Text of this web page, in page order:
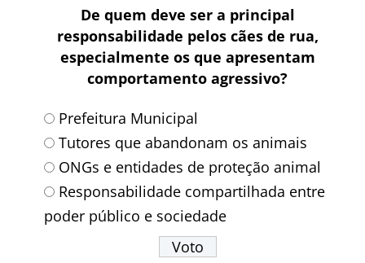
De quem deve ser a principal
responsabilidade pelos cães de rua,
especialmente os que apresentam
comportamento agressivo?
Prefeitura Municipal
Tutores que abandonam os animais
ONGs e entidades de proteção animal
Responsabilidade compartilhada entre
poder público e sociedade